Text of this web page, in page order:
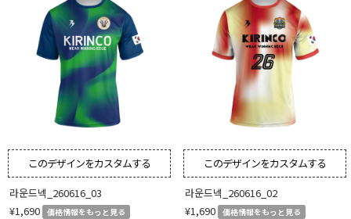
このデザインをカスタムする
라운드넥_260616_03
¥1,690
価格情報をもっと見る
このデザインをカスタムする
라운드넥_260616_02
¥1,690
価格情報をもっと見る